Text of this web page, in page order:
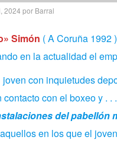
2024 por Barral
Simón ( A Coruña 1992
en la actualidad el
con inquietudes
contacto con el boxeo y . . .
del pabellón
en los que el